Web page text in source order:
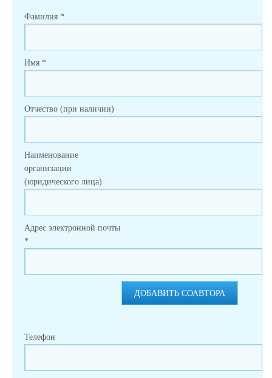
Фамилия *
Имя *
Отчество (при наличии)
Наименование
организации
(юридического лица)
Адрес электронной почты
*
ДОБАВИТЬ СОАВТОРА
Телефон